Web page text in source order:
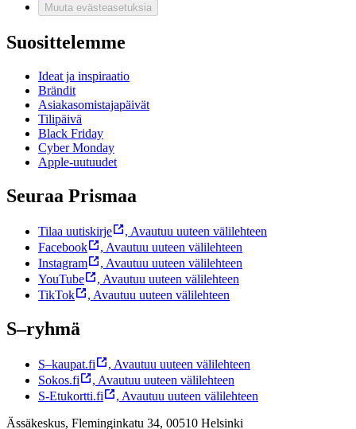
Muuta evästeasetuksia
Suosittelemme
Ideat ja inspiraatio
Brändit
Asiakasomistajapäivät
Tilipäivä
Black Friday
Cyber Monday
Apple-uutuudet
Seuraa Prismaa
Tilaa uutiskirje , Avautuu uuteen välilehteen
Facebook
, Avautuu uuteen välilehteen
Instagram
, Avautuu uuteen välilehteen
YouTube
, Avautuu uuteen välilehteen
TikTok
, Avautuu uuteen välilehteen
S–ryhmä
S–kaupat.fi , Avautuu uuteen välilehteen
Sokos.fi
, Avautuu uuteen välilehteen
S-Etukortti.fi
, Avautuu uuteen välilehteen
Ässäkeskus, Fleminginkatu 34, 00510 Helsinki